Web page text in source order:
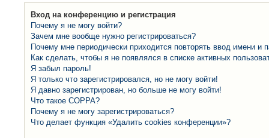
Вход на конференцию и регистрация
Почему я не могу войти?
Зачем мне вообще нужно регистрироваться?
Почему мне периодически приходится повторять ввод имени и
Как сделать, чтобы я не появлялся в списке активных
Я забыл пароль!
Я только что зарегистрировался, но не могу войти!
Я давно зарегистрирован, но больше не могу войти!
Что такое COPPA?
Почему я не могу зарегистрироваться?
Что делает функция «Удалить cookies конференции»?